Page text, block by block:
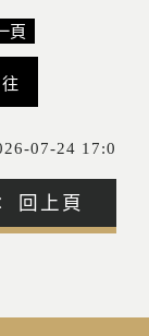
頁
07-24 17:0
回上頁